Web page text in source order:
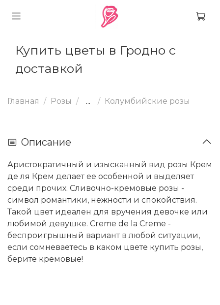
Купить цветы в Гродно с
доставкой
Главная Розы ... Колумбийские розы
Описание
Аристократичный и изысканный вид розы Крем
де ля Крем делает ее особенной и выделяет
среди прочих. Сливочно-кремовые розы -
символ романтики, нежности и спокойствия.
Такой цвет идеален для вручения девочке или
любимой девушке. Creme de la Creme -
беспроигрышный вариант в любой ситуации,
если сомневаетесь в каком цвете купить розы,
берите кремовые!